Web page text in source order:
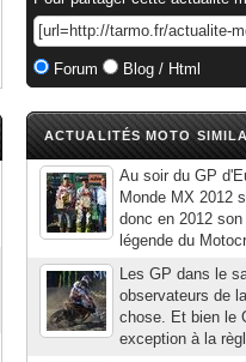
Forum Blog / Html
ACTUALITÉS MOTO
Au soir du GP
Monde MX 2012
donc en 2012
légende du
Les GP dans le
observateurs de
chose. Et bien le
exception à la